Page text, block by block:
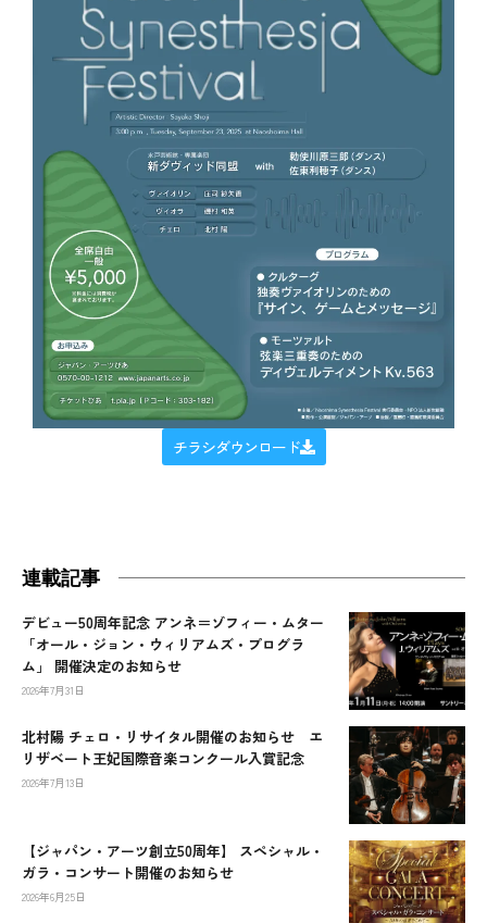
チラシダウンロード
連載記事
デビュー50周年記念 アンネ＝ゾフィー・ムター
「オール・ジョン・ウィリアムズ・プログラ
ム」 開催決定のお知らせ
2026年7月31日
北村陽 チェロ・リサイタル開催のお知らせ エ
リザベート王妃国際音楽コンクール入賞記念
2026年7月13日
【ジャパン・アーツ創立50周年】 スペシャル・
ガラ・コンサート開催のお知らせ
2026年6月25日